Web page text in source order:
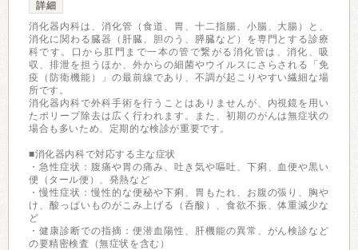
詳細
消化器内科は、消化管（食道、胃、十二指腸、小腸、大腸）と、
消化に関わる臓器（肝臓、胆のう、膵臓など）を専門とする診療
科です。口から肛門まで一本の管で繋がる消化管は、消化、吸
収、排泄を担うほか、外からの細菌やウイルスにさらされる「免
疫（防衛機能）」の最前線であり、不調が起こりやすい繊細な場
所です。
消化器内科で外科手術を行うことはありませんが、内視鏡を用い
たポリープ除去は広く行われます。また、初期のがんは無症状の
場合も多いため、定期的な検診が重要です。
■消化器内科で対応する主な症状
・急性症状：腹痛や胃の痛み、吐き気や嘔吐、下痢、血便や黒い
便（タール便）、発熱など
・慢性症状：慢性的な便秘や下痢、胃もたれ、お腹の張り、胸や
け、酸っぱいものがこみ上げる（呑酸）、食欲不振、体重減少な
ど
・健康診断での指摘：便潜血陽性、肝機能の異常、がん検診など
の要精密検査（無症状を含む）